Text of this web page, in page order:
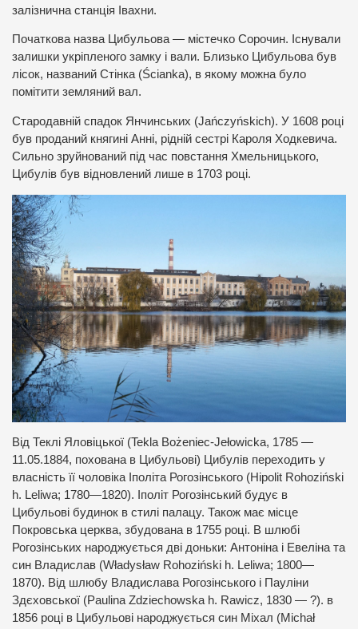
залізнична станція Івахни.
Початкова назва Цибульова — містечко Сорочин. Існували
залишки укріпленого замку і вали. Близько Цибульова був
лісок, названий Стінка (Ścianka), в якому можна було
помітити земляний вал.
Стародавній спадок Янчинських (Jańczyńskich). У 1608 році
був проданий княгині Анні, рідній сестрі Кароля Ходкевича.
Сильно зруйнований під час повстання Хмельницького,
Цибулів був відновлений лише в 1703 році.
Від Теклі Яловіцької (Tekla Bożeniec-Jełowicka, 1785 —
11.05.1884, похована в Цибульові) Цибулів переходить у
власність її чоловіка Іполіта Рогозінського (Hipolit Rohoziński
h. Leliwa; 1780—1820). Іполіт Рогозінський будує в
Цибульові будинок в стилі палацу. Також має місце
Покровська церква, збудована в 1755 році. В шлюбі
Рогозінських народжується дві доньки: Антоніна і Евеліна та
син Владислав (Władysław Rohoziński h. Leliwa; 1800—
1870). Від шлюбу Владислава Рогозінського і Пауліни
Здєховської (Paulina Zdziechowska h. Rawicz, 1830 — ?). в
1856 році в Цибульові народжується син Міхал (Michał